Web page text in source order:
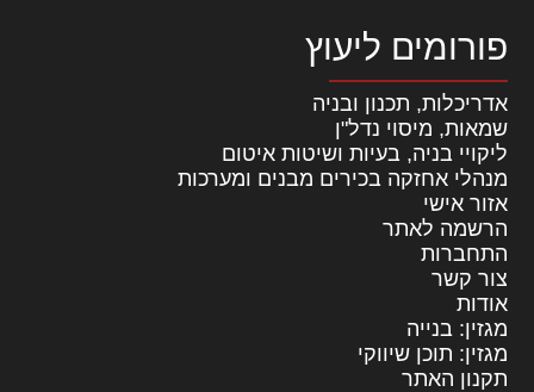
פורומים ליעוץ
אדריכלות, תכנון ובניה
שמאות, מיסוי נדל"ן
ליקויי בניה, בעיות ושיטות איטום
מנהלי אחזקה בכירים מבנים ומערכות
אזור אישי
הרשמה לאתר
התחברות
צור קשר
אודות
מגזין: בנייה
מגזין: תוכן שיווקי
תקנון האתר